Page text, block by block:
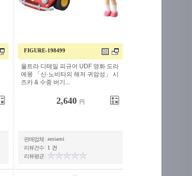
FIGURE-198499
울트라 디테일 피규어 UDF 영화 도라
에몽 「신·노비타의 해저 귀암성」 시
즈카 & 수중 버기...
2,640 円
판매업체 amiami
리뷰건수
1 건
리뷰평균